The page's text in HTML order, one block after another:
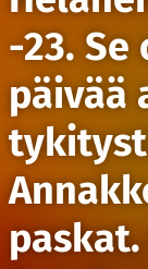
-23.
päivää
paskat.